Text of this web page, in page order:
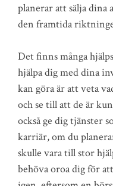
planerar att sälja dina
den framtida
Det finns många
hjälpa dig med dina
kan göra är att veta
och se till att de är
också ge dig tjänster
karriär, om du
skulle vara till stor
behöva oroa dig för